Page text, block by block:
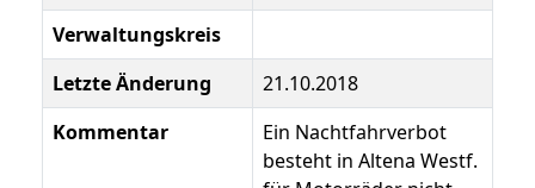
Verwaltungskreis
Letzte Änderung
21.10.2018
Kommentar
Ein Nachtfahrverbot
besteht in Altena Westf.